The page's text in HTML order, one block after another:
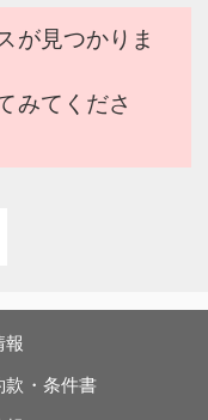
が見つかりま
みてくださ
報
款・条件書